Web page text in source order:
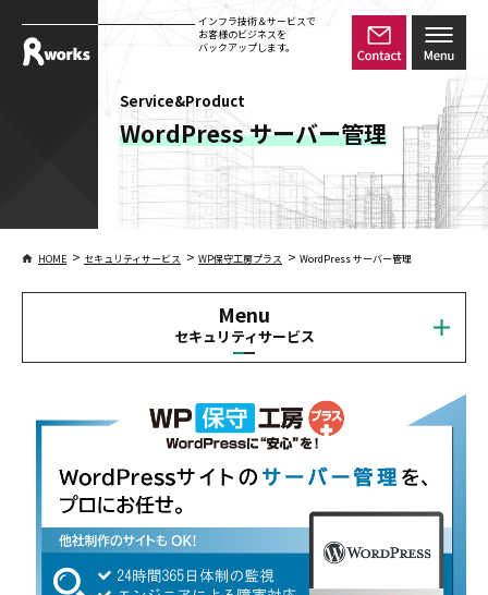
インフラ技術＆サービスで
お客様のビジネスを
バックアップします。
Service&Product
WordPress サーバー管理
HOME > セキュリティサービス > WP保守工房プラス > WordPress サーバー管理
Menu
セキュリティサービス